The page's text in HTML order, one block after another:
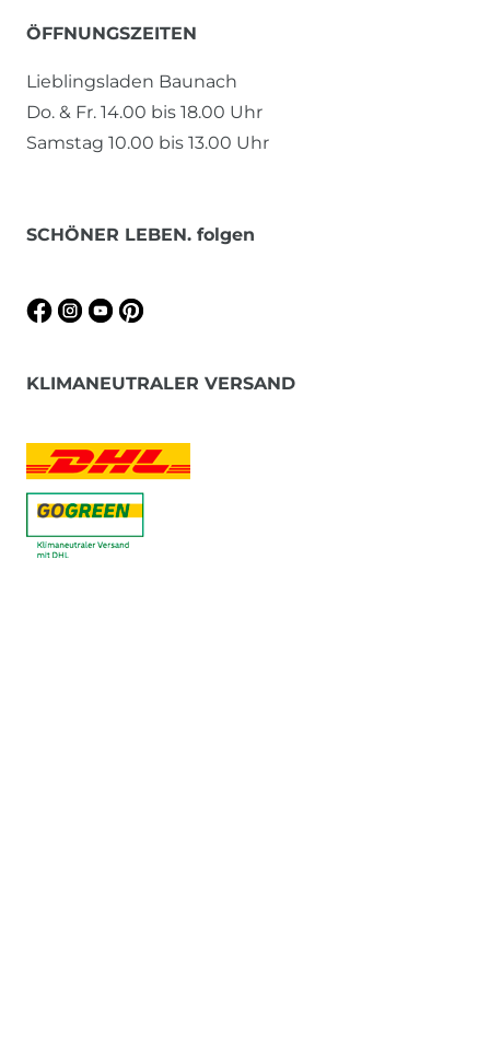
ÖFFNUNGSZEITEN
Lieblingsladen Baunach
Do. & Fr. 14.00 bis 18.00 Uhr
Samstag 10.00 bis 13.00 Uhr
SCHÖNER LEBEN. folgen
KLIMANEUTRALER VERSAND